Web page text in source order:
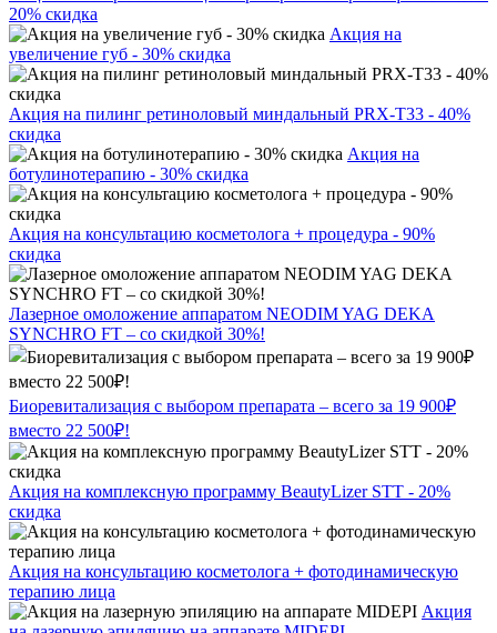
20% скидка
Акция на
увеличение губ - 30% скидка
Акция на пилинг ретиноловый миндальный PRX-T33 - 40%
скидка
Акция на
ботулинотерапию - 30% скидка
Акция на консультацию косметолога + процедура - 90%
скидка
Лазерное омоложение аппаратом NEODIM YAG DEKA
SYNCHRO FT – со скидкой 30%!
Биоревитализация с выбором препарата – всего за 19 900₽
вместо 22 500₽!
Акция на комплексную программу BeautyLizer STT - 20%
скидка
Акция на консультацию косметолога + фотодинамическую
терапию лица
Акция